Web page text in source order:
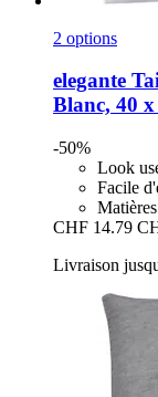
2 options
elegante
Blanc, 40
-50%
Look
Facile
CHF 14.79
Livraison